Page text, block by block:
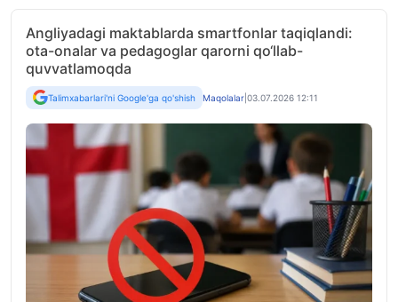
Angliyadagi maktablarda smartfonlar taqiqlandi:
ota-onalar va pedagoglar qarorni qo‘llab-
quvvatlamoqda
Talimxabarlari'ni Google'ga qo'shish Maqolalar 03.07.2026 12:11